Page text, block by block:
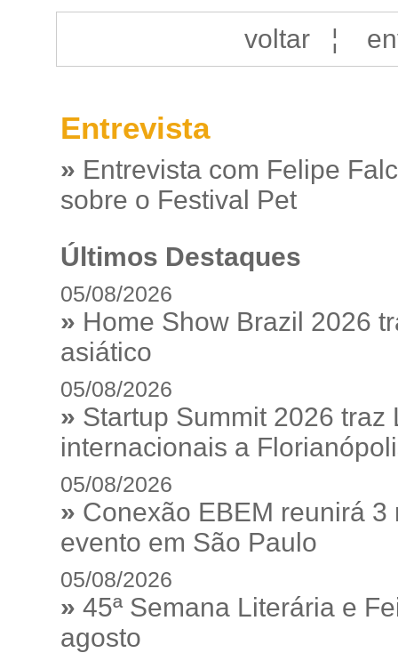
voltar¦
Entrevista
» Entrevista com Felipe
sobre o Festival Pet
Últimos Destaques
05/08/2026
» Home Show Brazil 2026
asiático
05/08/2026
» Startup Summit 2026
internacionais a
05/08/2026
» Conexão EBEM reunirá
evento em São Paulo
05/08/2026
» 45ª Semana Literária e
agosto